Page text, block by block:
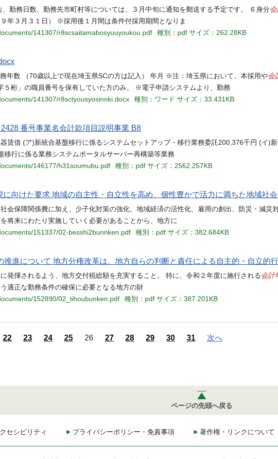
勤務日数、勤務先市町村等については、３月中旬に通知を郵送する予定です。 ６身分
年３月３１日） ※採用後１月間は条件付採用期間となりま
141307/r8scsaitamabosyuuyoukou.pdf
種別：pdf サイズ：262.28KB
年数 （70歳以上で現在埼玉県SCの方は記入） 年月 ※注：埼玉県において、本採用や会
５桁」の職員番号を保有していた方のみ。 ※電子申請システムより、勤務
141307/r8sctyousyosinnki.docx
種別：ワード サイズ：33.431KB
番号事業名会計款項目説明事業 B8
賃借 (ア)新統合基盤移行に係るシステムセットアップ・移行業務委託200,376千円 (イ)新
移行に係る業務システムポータルサーバー再構築等業務
146177/h31soumubu.pdf
種別：pdf サイズ：2562.257KB
に向けた要求 地域の自主性・自立性を高め、個性豊かで活力に満ちた地域社
会保障関係費に加え、少子化対策の強化、地域経済の活性化、雇用の創出、防災・減災対
将来にわたり実施していく必要があることから、地方に
151337/02-besshi2bunnken.pdf
種別：pdf サイズ：382.684KB
推進について 地方分権改革は、地方自らの判断と責任による自主的・自立的
発揮されるよう、地方交付税総額を充実すること。 特に、令和２年度に施行される 会計
適正な勤務条件の確保に必要となる地方の財
152890/02_tihoubunken.pdf
種別：pdf サイズ：387.201KB
22 23 24 25 26 27 28 29 30 31 次へ
ページの先頭へ戻る
セシビリティ プライバシーポリシー・免責事項 著作権・リンクについて